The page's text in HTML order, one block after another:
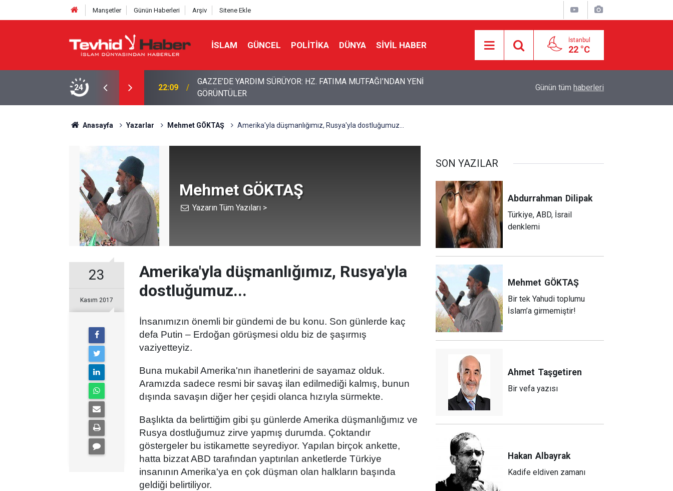
Manşetler Günün Haberleri Arşiv Sitene Ekle
İSLAM GÜNCEL POLITIKA DÜNYA SIVIL HABER İstanbul
22 °C
24 22:09
GAZZE’DE YARDIM SÜRÜYOR: HZ. FATIMA MUTFAĞI’NDAN YENİ
GÖRÜNTÜLER
Yemen'den "genel seferberlik" kararı: Savaşa hazırlık mesajı
HAMAS: İKİNCİ AŞAMA İÇİN RESMÎ YANIT
Günün tüm haberleri
Anasayfa Yazarlar Mehmet GÖKTAŞ Amerika'yla düşmanlığımız, Rusya'yla dostluğumuz...
Mehmet GÖKTAŞ
Yazarın Tüm Yazıları >
23
Kasım 2017
Amerika'yla düşmanlığımız, Rusya'yla
dostluğumuz...
İnsanımızın önemli bir gündemi de bu konu. Son günlerde kaç
defa Putin – Erdoğan görüşmesi oldu biz de şaşırmış
vaziyetteyiz.
Buna mukabil Amerika'nın ihanetlerini de sayamaz olduk.
Aramızda sadece resmi bir savaş ilan edilmediği kalmış, bunun
dışında savaşın diğer her çeşidi olanca hızıyla sürmekte.
Başlıkta da belirttiğim gibi şu günlerde Amerika düşmanlığımız ve
Rusya dostluğumuz zirve yapmış durumda. Çoktandır
göstergeler bu istikamette seyrediyor. Yapılan birçok ankette,
hatta bizzat ABD tarafından yaptırılan anketlerde Türkiye
insanının Amerika'ya en çok düşman olan halkların başında
geldiği belirtiliyor.
SON YAZILAR
Abdurrahman Dilipak
Türkiye, ABD, İsrail
denklemi
Mehmet GÖKTAŞ
Bir tek Yahudi toplumu
İslam’a girmemiştir!
Ahmet Taşgetiren
Bir vefa yazısı
Hakan Albayrak
Kadife eldiven zamanı